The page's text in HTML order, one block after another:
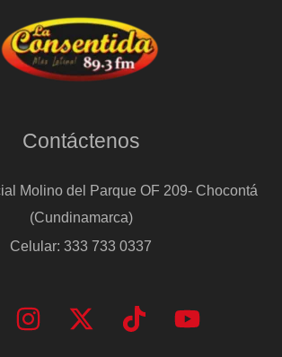
Contáctenos
Molino del Parque OF 209- Chocontá
(Cundinamarca)
Celular: 333 733 0337